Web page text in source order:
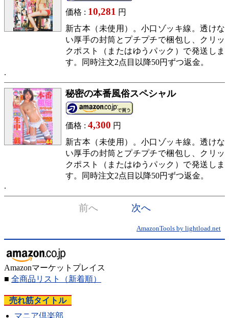
価格 : 10,281 円
新古本（未使用）。小口ゾッキ線。透けな
い厚手の封筒とプチプチで梱包し、クリッ
クポスト（またはゆうパック）で発送しま
す。同時注文2点目以降50円ずつ返金。
秘密の本番風俗スペシャル
価格 : 4,300 円
新古本（未使用）。小口ゾッキ線。透けな
い厚手の封筒とプチプチで梱包し、クリッ
クポスト（またはゆうパック）で発送しま
す。同時注文2点目以降50円ずつ返金。
前へ 次へ
AmazonTools by lightload.net
Amazonマーケットプレイス
■ 全商品リスト （新着順）
売れ筋タイトル
マニア倶楽部